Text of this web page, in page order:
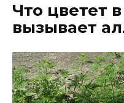
Что цветет
вызывает